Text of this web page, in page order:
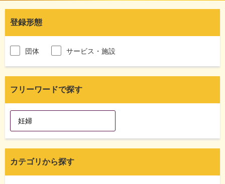
登録形態
団体 サービス・施設
フリーワードで探す
カテゴリから探す